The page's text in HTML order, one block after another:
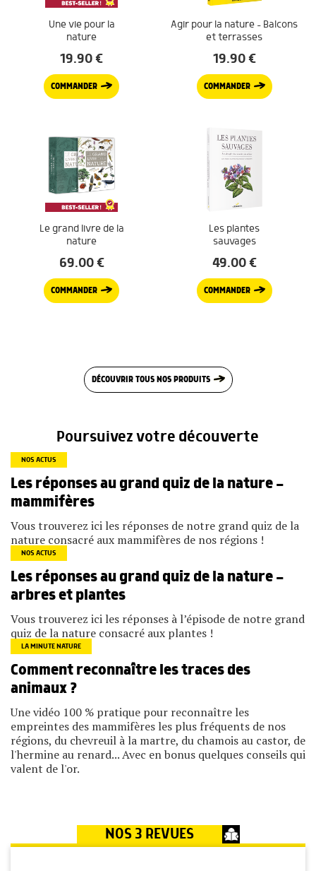
Une vie pour la
nature
19.90€
COMMANDER
Agir pour la nature – Balcons
et terrasses
19.90€
COMMANDER
Le grand livre de la
nature
69.00€
COMMANDER
Les plantes
sauvages
49.00€
COMMANDER
DÉCOUVRIR TOUS NOS PRODUITS
Poursuivez votre découverte
NOS ACTUS
Les réponses au grand quiz de la nature —
mammifères
Vous trouverez ici les réponses de notre grand quiz de la
nature consacré aux mammifères de nos régions !
NOS ACTUS
Les réponses au grand quiz de la nature —
arbres et plantes
Vous trouverez ici les réponses à l’épisode de notre grand
quiz de la nature consacré aux plantes !
LA MINUTE NATURE
Comment reconnaître les traces des
animaux ?
Une vidéo 100 % pratique pour reconnaître les
empreintes des mammifères les plus fréquents de nos
régions, du chevreuil à la martre, du chamois au castor, de
l'hermine au renard... Avec en bonus quelques conseils qui
valent de l'or.
NOS 3 REVUES